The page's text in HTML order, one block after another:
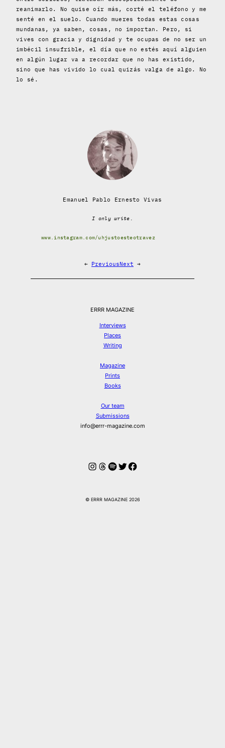
reanimarlo. No quise oír más, corté el teléfono y me
senté en el suelo. Cuando mueres todas estas cosas
mundanas, ya saben, cosas, no importan. Pero, si
vives con gracia y dignidad y te ocupas de no ser un
imbécil insufrible, el día que no estés aquí alguien
en algún lugar va a recordar que no has existido,
sino que has vivido lo cual quizás valga de algo. No
lo sé.
Emanuel Pablo Ernesto Vivas
I only write.
www.instagram.com/uhjustoesteotravez
← PreviousNext →
ERRR MAGAZINE
Interviews
Places
Writing
Magazine
Prints
Books
Our team
Submissions
info@errr-magazine.com
Instagram
Threads
Spotify
Twitter
Facebook
© ERRR MAGAZINE 2026